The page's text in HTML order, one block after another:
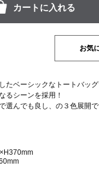
お気
たベーシックなトートバッグ
るシーンを採用！
選んでも良し、の３色展開